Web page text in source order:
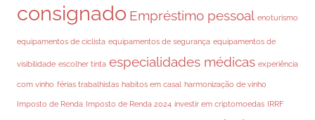
consignado Empréstimo pessoal enoturismo
equipamentos de ciclista equipamentos de segurança equipamentos de
visibilidade escolher tinta especialidades médicas experiência
com vinho férias trabalhistas habitos em casal harmonização de vinho
Imposto de Renda Imposto de Renda 2024 investir em criptomoedas IRRF